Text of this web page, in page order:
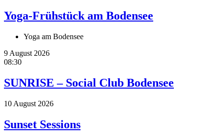
Yoga-Frühstück am Bodensee
Yoga am Bodensee
9 August 2026
08:30
SUNRISE – Social Club Bodensee
10 August 2026
Sunset Sessions